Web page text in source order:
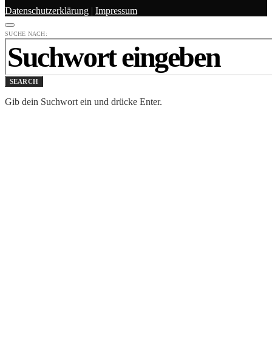
Datenschutzerklärung | Impressum
SUCHE NACH:
SEARCH
Gib dein Suchwort ein und drücke Enter.